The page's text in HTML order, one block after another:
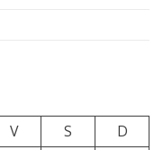
V S
D